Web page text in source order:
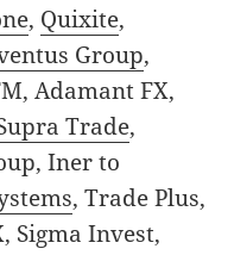
, Quixite,
Group,
Adamant FX,
Trade,
Iner to
, Trade Plus,
Sigma Invest,